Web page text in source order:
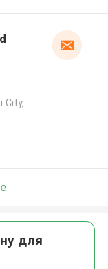
City,
для